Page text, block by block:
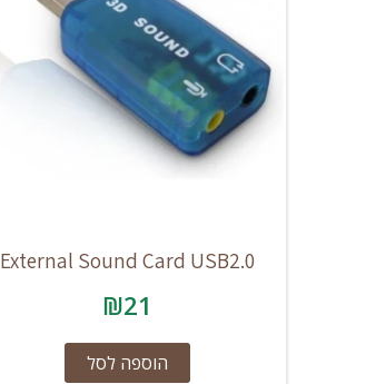
External Sound Card USB2.0
₪21
הוספה לסל